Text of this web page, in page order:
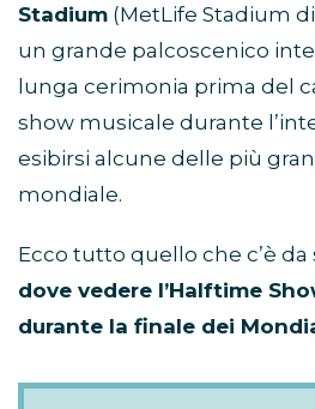
Stadium (MetLife Stadium
un grande palcoscenico
lunga cerimonia prima del
show musicale durante
esibirsi alcune delle più
mondiale.
Ecco tutto quello che c’è da
dove vedere l’Halftime
durante la finale dei